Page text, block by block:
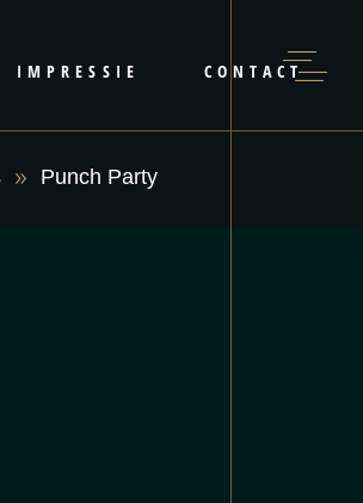
IMPRESSIE CONTACT
Punch Party